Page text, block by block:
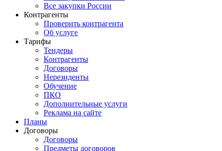
Все закупки России
Контрагенты
Проверить контрагента
Об услуге
Тарифы
Тендеры
Контрагенты
Договоры
Нерезиденты
Обучение
ПКО
Дополнительные услуги
Реклама на сайте
Планы
Договоры
Договоры
Предметы договоров